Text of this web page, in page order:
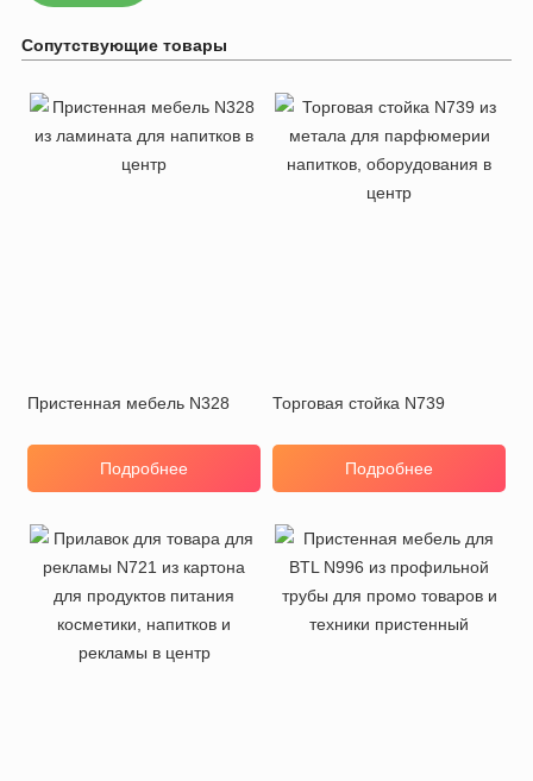
Сопутствующие товары
Пристенная мебель N328
Подробнее
Торговая стойка N739
Подробнее